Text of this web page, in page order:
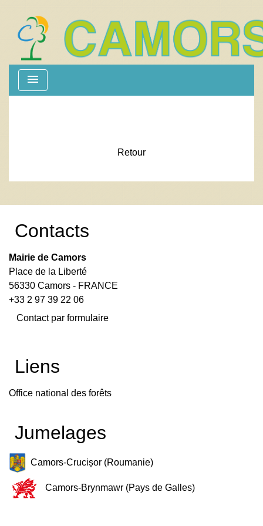
menu
Retour
Contacts
Mairie de Camors
Place de la Liberté
56330 Camors - FRANCE
+33 2 97 39 22 06
Contact par formulaire
Liens
Office national des forêts
Jumelages
Camors-Crucișor (Roumanie)
Camors-Brynmawr (Pays de Galles)